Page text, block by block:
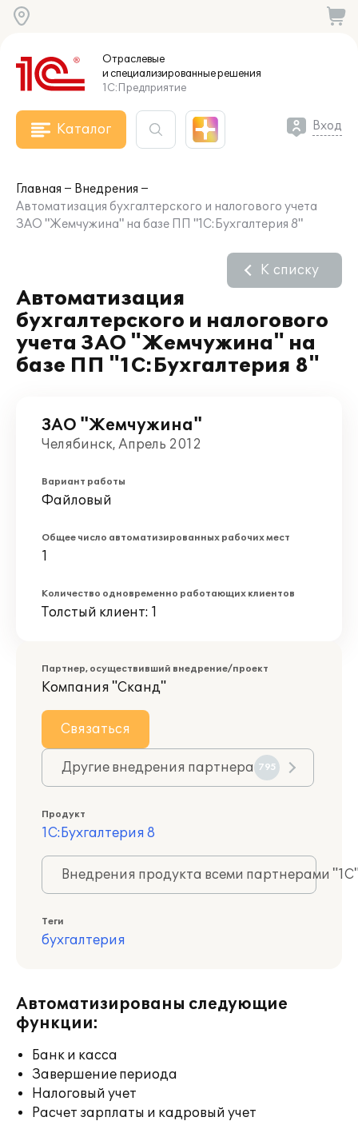
Отраслевые
и специализированныерешения
1С:Предприятие
Каталог Вход
Главная
Внедрения
Автоматизация бухгалтерского и налогового учета
ЗАО "Жемчужина" на базе ПП "1С:Бухгалтерия 8"
Автоматизация
бухгалтерского и налогового
учета ЗАО "Жемчужина" на
базе ПП "1С:Бухгалтерия 8"
К списку
ЗАО "Жемчужина"
Челябинск, Апрель 2012
Вариант работы
Файловый
Общее число автоматизированных рабочих мест
1
Количество одновременно работающих клиентов
Толстый клиент: 1
Партнер, осуществивший внедрение/проект
Компания "Сканд"
Связаться
Другие внедрения партнера 795
Продукт
1С:Бухгалтерия 8
Внедрения продукта всеми партнерами
Теги
бухгалтерия
Автоматизированы следующие
функции:
Банк и касса
Завершение периода
Налоговый учет
Расчет зарплаты и кадровый учет